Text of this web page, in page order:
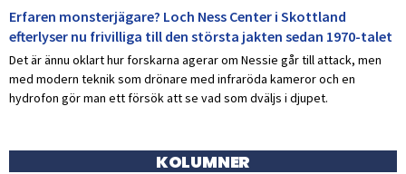
Erfaren monsterjägare? Loch Ness Center i Skottland
efterlyser nu frivilliga till den största jakten sedan 1970-talet
Det är ännu oklart hur forskarna agerar om Nessie går till attack, men
med modern teknik som drönare med infraröda kameror och en
hydrofon gör man ett försök att se vad som dväljs i djupet.
KOLUMNER